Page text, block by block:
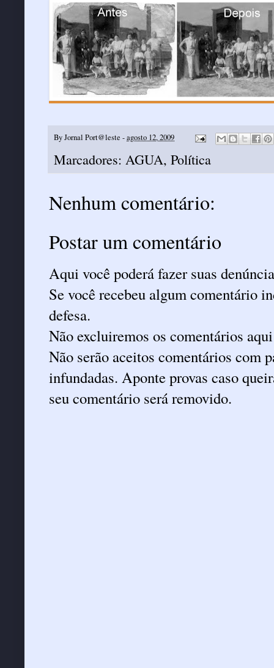
ByJornal Port@leste -agosto 12, 2009
Marcadores: AGUA, Política
Nenhum comentário:
Postar um comentário
Aqui você poderá fazer suas
Se você recebeu algum comentário
defesa.
Não excluiremos os comentários
Não serão aceitos comentários com
infundadas. Aponte provas caso
seu comentário será removido.